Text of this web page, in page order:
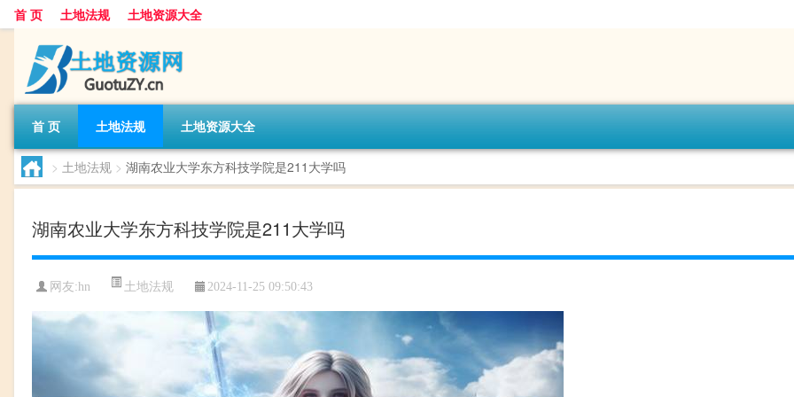
首 页 土地法规 土地资源大全
首 页 土地法规 土地资源大全
> 土地法规 > 湖南农业大学东方科技学院是211大学吗
湖南农业大学东方科技学院是211大学吗
网友:hn 土地法规 2024-11-25 09:50:43